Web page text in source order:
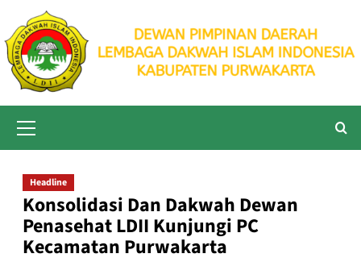
content
Menu
Headline
Konsolidasi Dan Dakwah Dewan
Penasehat LDII Kunjungi PC
Kecamatan Purwakarta